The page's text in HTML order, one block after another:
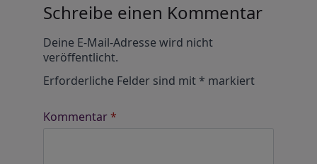
Schreibe einen Kommentar
Deine E-Mail-Adresse wird nicht
veröffentlicht.
Erforderliche Felder sind mit* markiert
Kommentar*